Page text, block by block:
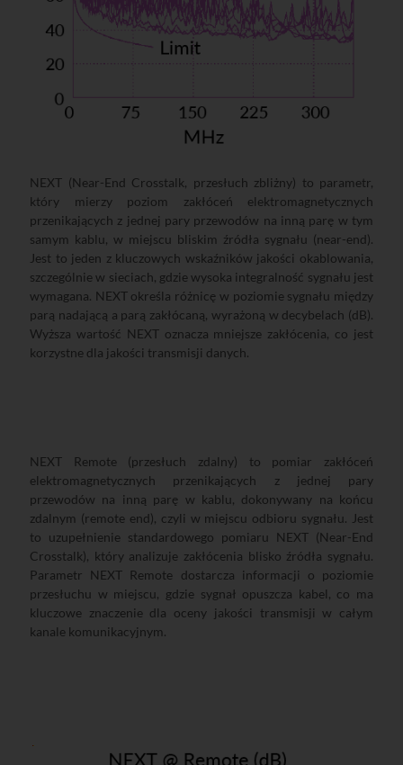
NEXT (Near-End Crosstalk, przesłuch zbliżny) to parametr,
który mierzy poziom zakłóceń elektromagnetycznych
przenikających z jednej pary przewodów na inną parę w tym
samym kablu, w miejscu bliskim źródła sygnału (near-end).
Jest to jeden z kluczowych wskaźników jakości okablowania,
szczególnie w sieciach, gdzie wysoka integralność sygnału jest
wymagana. NEXT określa różnicę w poziomie sygnału między
parą nadającą a parą zakłócaną, wyrażoną w decybelach (dB).
Wyższa wartość NEXT oznacza mniejsze zakłócenia, co jest
korzystne dla jakości transmisji danych.
NEXT Remote (przesłuch zdalny) to pomiar zakłóceń
elektromagnetycznych przenikających z jednej pary
przewodów na inną parę w kablu, dokonywany na końcu
zdalnym (remote end), czyli w miejscu odbioru sygnału. Jest
to uzupełnienie standardowego pomiaru NEXT (Near-End
Crosstalk), który analizuje zakłócenia blisko źródła sygnału.
Parametr NEXT Remote dostarcza informacji o poziomie
przesłuchu w miejscu, gdzie sygnał opuszcza kabel, co ma
kluczowe znaczenie dla oceny jakości transmisji w całym
kanale komunikacyjnym.